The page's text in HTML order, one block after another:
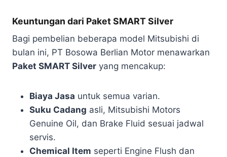
Keuntungan dari Paket SMART Silver
Bagi pembelian beberapa model Mitsubishi di
bulan ini, PT Bosowa Berlian Motor menawarkan
Paket SMART Silver yang mencakup:
Biaya Jasa untuk semua varian.
Suku Cadang asli, Mitsubishi Motors
Genuine Oil, dan Brake Fluid sesuai jadwal
servis.
Chemical Item seperti Engine Flush dan